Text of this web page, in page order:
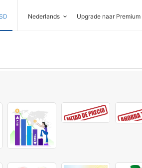
Nederlands Upgrade naar Premium